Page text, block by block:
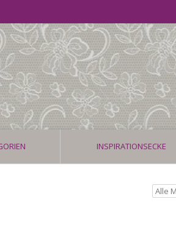
INSPIRATIONSECKE